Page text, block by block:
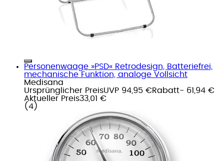
Personenwaage »PSD« Retrodesign, Batteriefrei,
mechanische Funktion, analoge Vollsicht
Medisana
Ursprünglicher PreisUVP 94,95 €Rabatt- 61,94 €
Aktueller Preis33,01 €
( 4 )